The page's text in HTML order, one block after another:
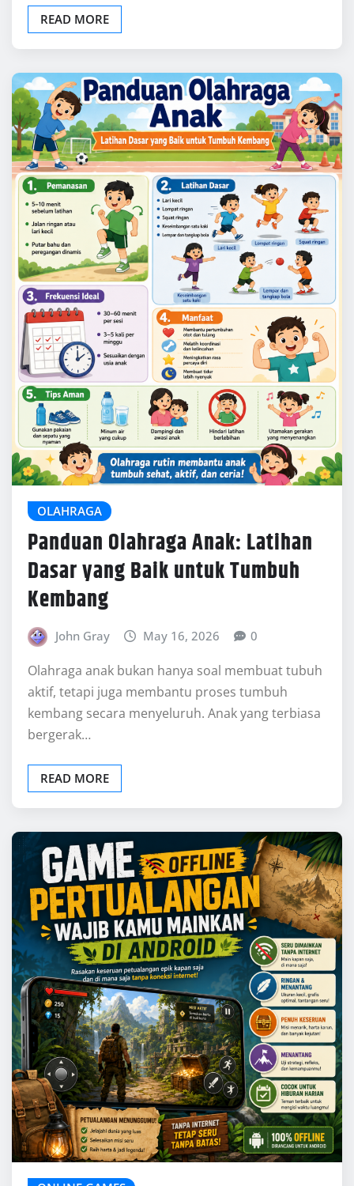
OLAHRAGA
Panduan Olahraga Anak: Latihan
Dasar yang Baik untuk Tumbuh
Kembang
John Gray May 16, 2026 0
Olahraga anak bukan hanya soal membuat tubuh
aktif, tetapi juga membantu proses tumbuh
kembang secara menyeluruh. Anak yang terbiasa
bergerak…
READ MORE
ONLINE GAMES
Game Offline Pertualangan Wajib
Kamu Mainkan di Android
John Gray May 10, 2026 0
Rekomendasi Game Offline Petualangan Android
untuk Hiburan Tanpa Internet Game offline
pertualangan wajib kamu mainkan di Android
menjadi pilihan tepat…
READ MORE